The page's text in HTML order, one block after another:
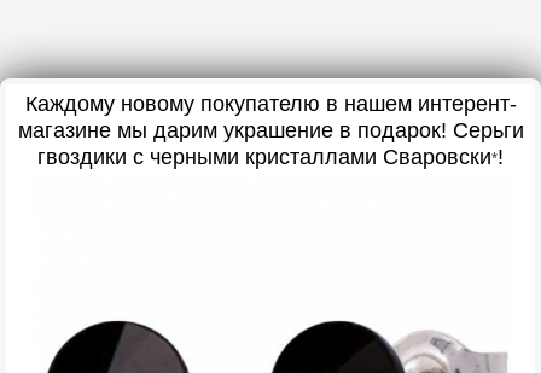
Каждому новому покупателю в нашем интерент-
магазине мы дарим украшение в подарок! Серьги
гвоздики с черными кристаллами Сваровски*!